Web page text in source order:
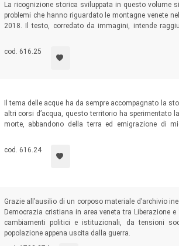
La ricognizione storica sviluppata in questo volume
problemi che hanno riguardato le montagne venete
2018. Il testo, corredato da immagini, intende
anche il mondo della scuola con l’obiettivo primario
montagne, salvaguardando la natura ed educando al
cod. 616.25
Il tema delle acque ha da sempre accompagnato la
altri corsi d’acqua, questo territorio ha sperimentato
morte, abbandono della terra ed emigrazione di
inscindibile tra il Polesine e le acque, che si
devozioni popolari... Oggi la singolarità fisica di
solidità economica e sociale.
cod. 616.24
Grazie all’ausilio di un corposo materiale d’archivio
Democrazia cristiana in area veneta tra Liberazione
cambiamenti politici e istituzionali, da tensioni
popolazione appena uscita dalla guerra.